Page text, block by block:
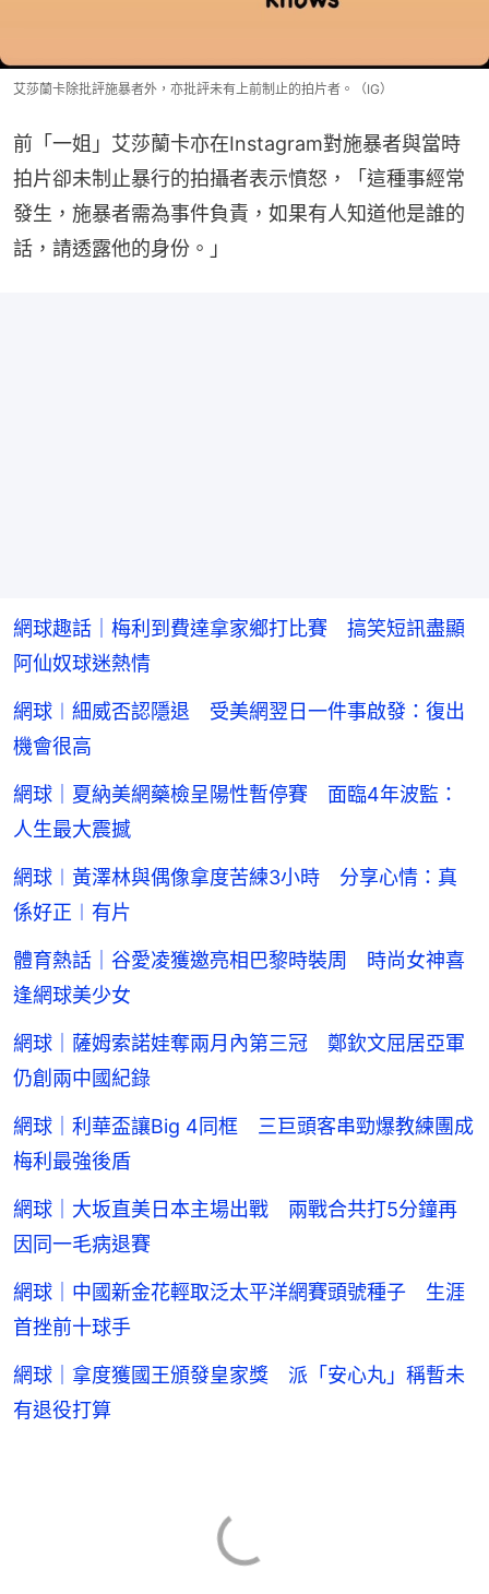
艾莎蘭卡除批評施暴者外，亦批評未有上前制止的拍片者。（IG）
前「一姐」艾莎蘭卡亦在Instagram對施暴者與當時
拍片卻未制止暴行的拍攝者表示憤怒，「這種事經常
發生，施暴者需為事件負責，如果有人知道他是誰的
話，請透露他的身份。」
網球趣話｜梅利到費達拿家鄉打比賽 搞笑短訊盡顯
阿仙奴球迷熱情
網球︱細威否認隱退 受美網翌日一件事啟發：復出
機會很高
網球｜夏納美網藥檢呈陽性暫停賽 面臨4年波監：
人生最大震撼
網球︱黃澤林與偶像拿度苦練3小時 分享心情：真
係好正︱有片
體育熱話｜谷愛凌獲邀亮相巴黎時裝周 時尚女神喜
逢網球美少女
網球｜薩姆索諾娃奪兩月內第三冠 鄭欽文屈居亞軍
仍創兩中國紀錄
網球｜利華盃讓Big 4同框 三巨頭客串勁爆教練團成
梅利最強後盾
網球｜大坂直美日本主場出戰 兩戰合共打5分鐘再
因同一毛病退賽
網球｜中國新金花輕取泛太平洋網賽頭號種子 生涯
首挫前十球手
網球｜拿度獲國王頒發皇家獎 派「安心丸」稱暫未
有退役打算